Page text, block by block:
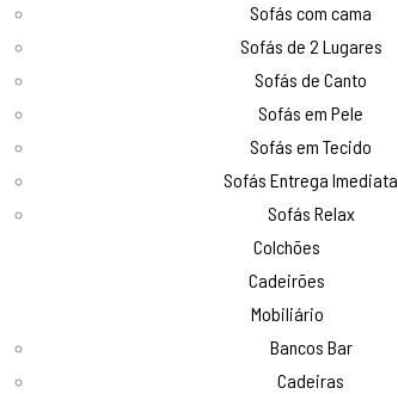
Sofás com cama
Sofás de 2 Lugares
Sofás de Canto
Sofás em Pele
Sofás em Tecido
Sofás Entrega Imediata
Sofás Relax
Colchões
Cadeirões
Mobiliário
Bancos Bar
Cadeiras